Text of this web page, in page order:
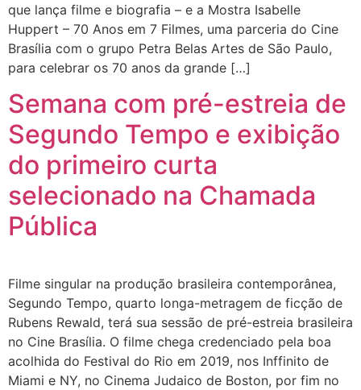
que lança filme e biografia – e a Mostra Isabelle
Huppert – 70 Anos em 7 Filmes, uma parceria do Cine
Brasília com o grupo Petra Belas Artes de São Paulo,
para celebrar os 70 anos da grande […]
Semana com pré-estreia de
Segundo Tempo e exibição
do primeiro curta
selecionado na Chamada
Pública
Filme singular na produção brasileira contemporânea,
Segundo Tempo, quarto longa-metragem de ficção de
Rubens Rewald, terá sua sessão de pré-estreia brasileira
no Cine Brasília. O filme chega credenciado pela boa
acolhida do Festival do Rio em 2019, nos Inffinito de
Miami e NY, no Cinema Judaico de Boston, por fim no